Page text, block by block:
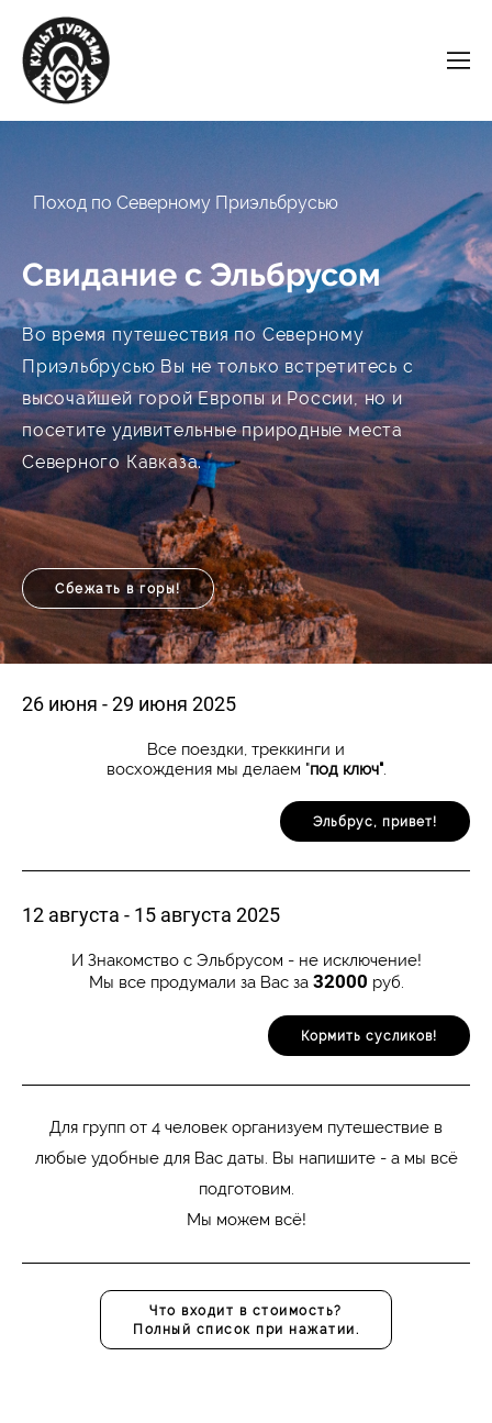
Поход по Северному Приэльбрусью
Свидание с Эльбрусом
Во время путешествия по Северному
Приэльбрусью Вы не только встретитесь с
высочайшей горой Европы и России, но и
посетите удивительные природные места
Северного Кавказа.
Сбежать в горы!
26 июня - 29 июня 2025
Все поездки, треккинги и
восхождения мы делаем "под ключ".
Эльбрус, привет!
12 августа - 15 августа 2025
И Знакомство с Эльбрусом - не исключение!
Мы все продумали за Вас за 32000 руб.
Кормить сусликов!
Для групп от 4 человек организуем путешествие в
любые удобные для Вас даты. Вы напишите - а мы всё
подготовим.
Мы можем всё!
Что входит в стоимость?
Полный список при нажатии.